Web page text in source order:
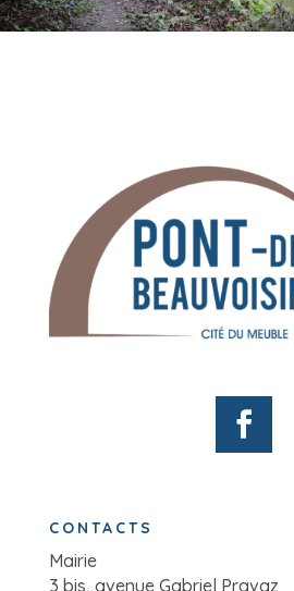
CONTACTS
Mairie
3 bis, avenue Gabriel Pravaz